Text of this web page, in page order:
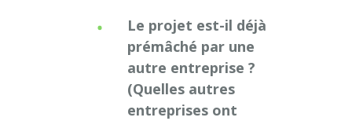
Le projet est-il déjà
prémâché par une
autre entreprise ?
(Quelles autres
entreprises ont